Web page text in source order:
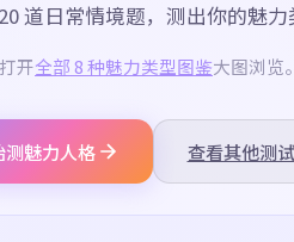
道日常情境题，测出你的魅力
开全部 8 种魅力类型图鉴大图浏览。
测魅力人格 查看其他测试